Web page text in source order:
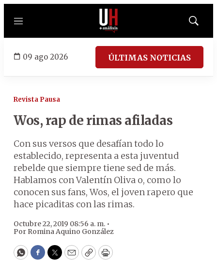
Menú
Mostrar
09 ago 2026 ÚLTIMAS NOTICIAS
Revista Pausa
Wos, rap de rimas afiladas
Con sus versos que desafían todo lo
establecido, representa a esta juventud
rebelde que siempre tiene sed de más.
Hablamos con Valentín Oliva o, como lo
conocen sus fans, Wos, el joven rapero que
hace picaditas con las rimas.
Octubre 22, 2019 08:56 a. m. •
Por Romina Aquino González
WhatsApp
Facebook
Twitter
EmailCopyPrint